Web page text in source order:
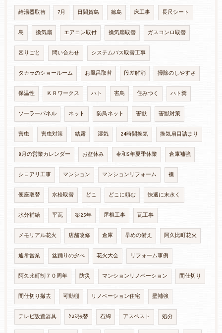
給湯器取替 7月 日間賀島 篠島 床工事 長尺シート
島 換気扇 エアコン取付 換気扇取替 ガスコンロ取替
困りごと 問い合わせ システムバス取替工事
タカラのショールーム お風呂取替 段差解消 掃除のしやすさ
保温性 ＫＲワークス ハト 害鳥 住みつく ハト糞
ソーラーパネル ネット 防鳥ネット 害獣 害獣対策
害虫 害虫対策 結露 湿気 24時間換気 換気扇目詰まり
8月の営業カレンダー お盆休み 令和5年夏季休業 倉庫補強
シロアリ工事 マンション マンションリフォーム 襖
便座取替 水栓取替 どこ どこに頼む 快適に末永く
水分補給 平瓦 築25年 屋根工事 瓦工事
メモリアル花火 店舗改修 倉庫 早めの備え 阿久比町花火
通常営業 盆踊りの夕べ 花火大会 リフォーム事例
阿久比町制７０周年 防災 マンションリノベーション 間仕切り
間仕切り撤去 可動棚 リノベーション住宅 壁補強
テレビ設置器具 ｸﾛｽ張替 石綿 アスベスト 処分